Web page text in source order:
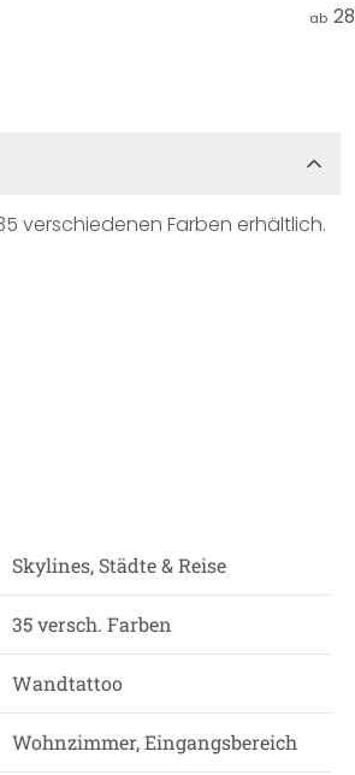
ab
verschiedenen Farben erhältlich.
Skylines, Städte & Reise
35 versch. Farben
Wandtattoo
Wohnzimmer, Eingangsbereich